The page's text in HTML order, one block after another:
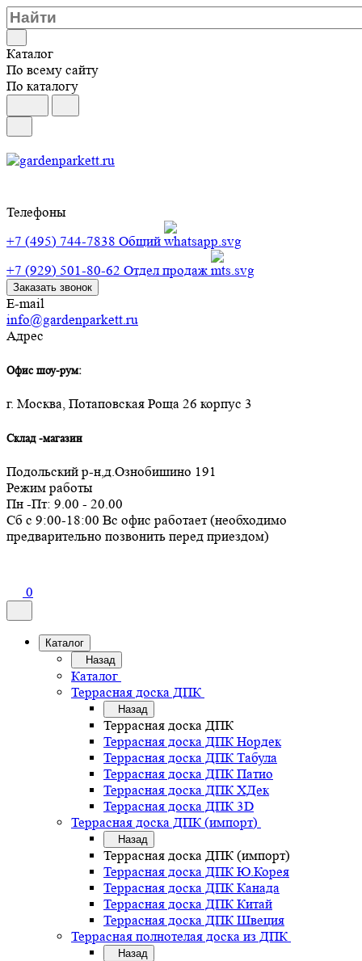
Каталог
По всему сайту
По каталогу
Телефоны
+7 (495) 744-7838 Общий
+7 (929) 501-80-62 Отдел продаж
Заказать звонок
E-mail
info@gardenparkett.ru
Адрес
Офис шоу-рум:
г. Москва, Потаповская Роща 26 корпус 3
Склад -магазин
Подольский р-н,д.Ознобишино 191
Режим работы
Пн -Пт: 9.00 - 20.00
Сб с 9:00-18:00 Вс офис работает (необходимо
предварительно позвонить перед приездом)
0
Каталог
Назад
Каталог
Террасная доска ДПК
Назад
Террасная доска ДПК
Террасная доска ДПК Нордек
Террасная доска ДПК Табула
Террасная доска ДПК Патио
Террасная доска ДПК ХДек
Террасная доска ДПК 3D
Террасная доска ДПК (импорт)
Назад
Террасная доска ДПК (импорт)
Террасная доска ДПК Ю.Корея
Террасная доска ДПК Канада
Террасная доска ДПК Китай
Террасная доска ДПК Швеция
Террасная полнотелая доска из ДПК
Назад